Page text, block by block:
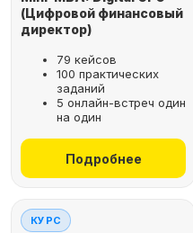
(Цифровой финансовый
директор)
79 кейсов
100 практических
заданий
5 онлайн-встреч один
на один
Подробнее
КУРС